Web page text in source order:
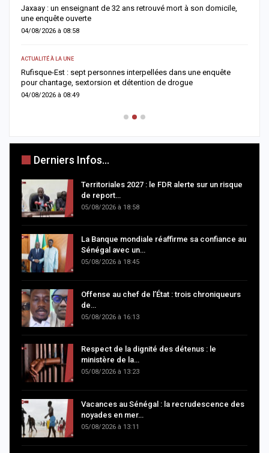
Jaxaay : un enseignant de 32 ans retrouvé mort à son domicile,
une enquête ouverte
04/08/2026 à 08:58
ACTUALITÉ À LA UNE
Rufisque-Est : sept personnes interpellées dans une enquête
pour chantage, sextorsion et détention de drogue
04/08/2026 à 08:49
Derniers Infos...
Territoriales 2027 : le FDR alerte sur un risque
de report…
05/08/2026 à 18:58
La Banque mondiale réaffirme sa confiance au
Sénégal avec un…
05/08/2026 à 18:45
Offense au chef de l’État : trois chroniqueurs
de…
05/08/2026 à 16:13
Respect de la dignité des détenus : le
ministère de la…
05/08/2026 à 13:23
Vacances au Sénégal : la recrudescence des
noyades en mer…
05/08/2026 à 13:11